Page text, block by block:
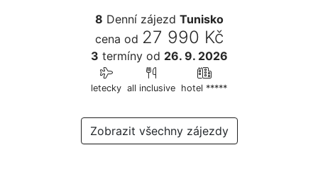
8 Denní zájezd Tunisko
cena od 27 990 Kč
3 termínyod 26. 9. 2026
letecky all inclusive hotel *****
Zobrazit všechny zájezdy